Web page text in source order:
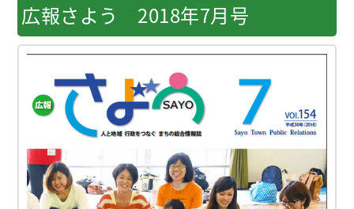
広報さよう 2018年7月号